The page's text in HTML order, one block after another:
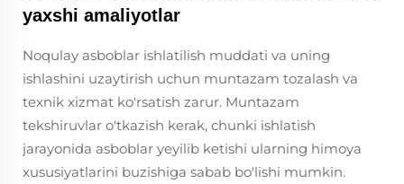
yaxshi amaliyotlar
Noqulay asboblar ishlatilish muddati va uning
ishlashini uzaytirish uchun muntazam tozalash va
texnik xizmat ko'rsatish zarur. Muntazam
tekshiruvlar o'tkazish kerak, chunki ishlatish
jarayonida asboblar yeyilib ketishi ularning himoya
xususiyatlarini buzishiga sabab bo'lishi mumkin.